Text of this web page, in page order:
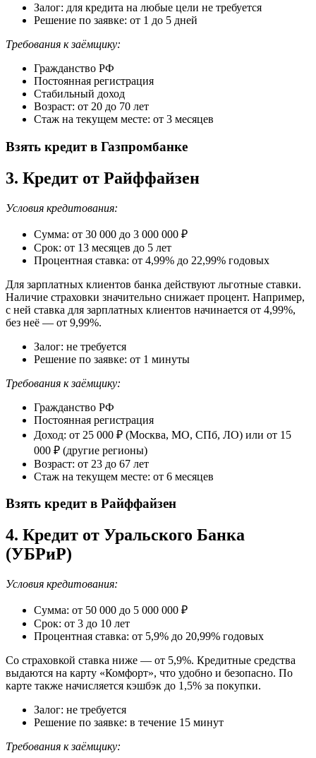
Залог: для кредита на любые цели не требуется
Решение по заявке: от 1 до 5 дней
Требования к заёмщику:
Гражданство РФ
Постоянная регистрация
Стабильный доход
Возраст: от 20 до 70 лет
Стаж на текущем месте: от 3 месяцев
Взять кредит в Газпромбанке
3. Кредит от Райффайзен
Условия кредитования:
Сумма: от 30 000 до 3 000 000 ₽
Срок: от 13 месяцев до 5 лет
Процентная ставка: от 4,99% до 22,99% годовых
Для зарплатных клиентов банка действуют льготные ставки.
Наличие страховки значительно снижает процент. Например,
с ней ставка для зарплатных клиентов начинается от 4,99%,
без неё — от 9,99%.
Залог: не требуется
Решение по заявке: от 1 минуты
Требования к заёмщику:
Гражданство РФ
Постоянная регистрация
Доход: от 25 000 ₽ (Москва, МО, СПб, ЛО) или от 15
000 ₽ (другие регионы)
Возраст: от 23 до 67 лет
Стаж на текущем месте: от 6 месяцев
Взять кредит в Райффайзен
4. Кредит от Уральского Банка
(УБРиР)
Условия кредитования:
Сумма: от 50 000 до 5 000 000 ₽
Срок: от 3 до 10 лет
Процентная ставка: от 5,9% до 20,99% годовых
Со страховкой ставка ниже — от 5,9%. Кредитные средства
выдаются на карту «Комфорт», что удобно и безопасно. По
карте также начисляется кэшбэк до 1,5% за покупки.
Залог: не требуется
Решение по заявке: в течение 15 минут
Требования к заёмщику: